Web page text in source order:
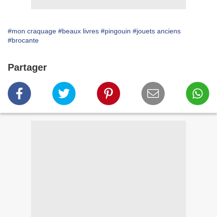
#mon craquage #beaux livres #pingouin #jouets anciens
#brocante
Partager